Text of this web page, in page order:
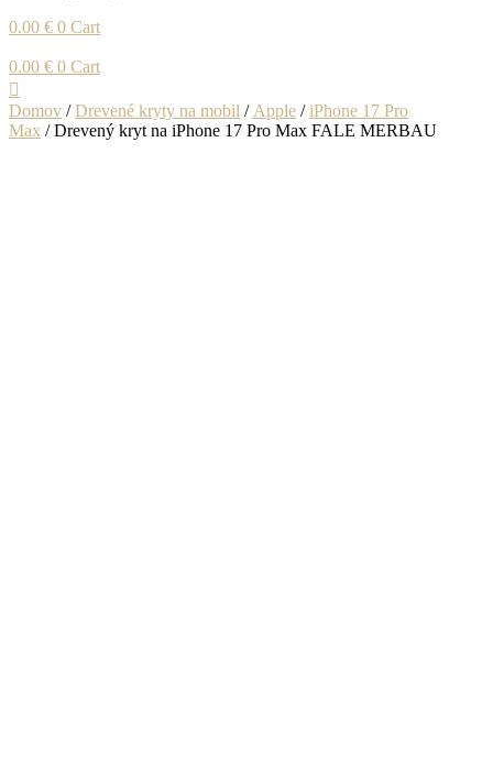
0.00 € 0 Cart
0.00 € 0 Cart
Domov /Drevené kryty na mobil / Apple / iPhone 17 Pro
Max / Drevený kryt na iPhone 17 Pro Max FALE MERBAU